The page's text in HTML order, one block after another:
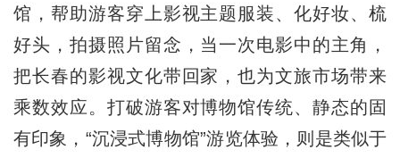
馆，帮助游客穿上影视主题服装、化好妆、梳
好头，拍摄照片留念，当一次电影中的主角，
把长春的影视文化带回家，也为文旅市场带来
乘数效应。打破游客对博物馆传统、静态的固
有印象，“沉浸式博物馆”游览体验，则是类似于